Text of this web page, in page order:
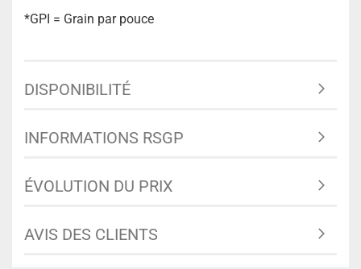
*GPI = Grain par pouce
DISPONIBILITÉ
INFORMATIONS RSGP
ÉVOLUTION DU PRIX
AVIS DES CLIENTS